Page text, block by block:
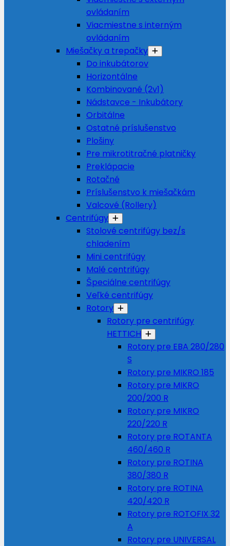
ovládaním
Viacmiestne s interným
ovládaním
Miešačky a trepačky
Do inkubátorov
Horizontálne
Kombinované (2v1)
Nádstavce - Inkubátory
Orbitálne
Ostatné príslušenstvo
Plošiny
Pre mikrotitračné platničky
Preklápacie
Rotačné
Príslušenstvo k miešačkám
Valcové (Rollery)
Centrifúgy
Stolové centrifúgy bez/s
chladením
Mini centrifúgy
Malé centrifúgy
Špeciálne centrifúgy
Veľké centrifúgy
Rotory
Rotory pre centrifúgy
HETTICH
Rotory pre EBA 280/280
S
Rotory pre MIKRO 185
Rotory pre MIKRO
200/200 R
Rotory pre MIKRO
220/220 R
Rotory pre ROTANTA
460/460 R
Rotory pre ROTINA
380/380 R
Rotory pre ROTINA
420/420 R
Rotory pre ROTOFIX 32
A
Rotory pre UNIVERSAL